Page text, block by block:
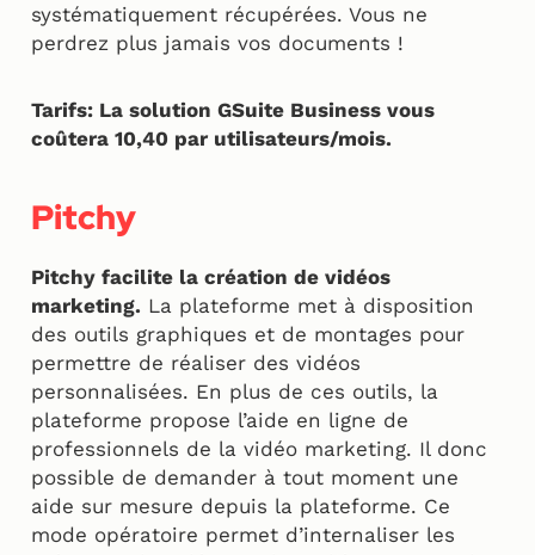
systématiquement récupérées. Vous ne
perdrez plus jamais vos documents !
Tarifs: La solution GSuite Business vous
coûtera 10,40 par utilisateurs/mois.
Pitchy
Pitchy facilite la création de vidéos
marketing. La plateforme met à disposition
des outils graphiques et de montages pour
permettre de réaliser des vidéos
personnalisées. En plus de ces outils, la
plateforme propose l’aide en ligne de
professionnels de la vidéo marketing. Il donc
possible de demander à tout moment une
aide sur mesure depuis la plateforme. Ce
mode opératoire permet d’internaliser les